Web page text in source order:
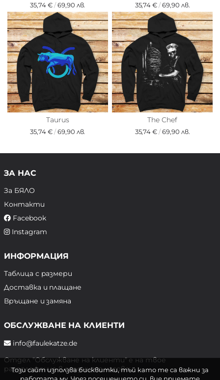
35,74 €/69,90 лв. 35,74 €/69,90 лв.
Taurus
35,74 €/69,90 лв.
The Chef
35,74 €/69,90 лв.
ЗА НАС
За БЯЛО
Контакти
Facebook
Instagram
ИНФОРМАЦИЯ
Таблица с размери
Доставка и плащане
Връщане и замяна
ОБСЛУЖВАНЕ НА КЛИЕНТИ
info@faulekatze.de
Отдел "Обслужване на клиенти" е на твое
разположение в следните часове:
Този сайт използва бисквитки, тъй като те са важни за